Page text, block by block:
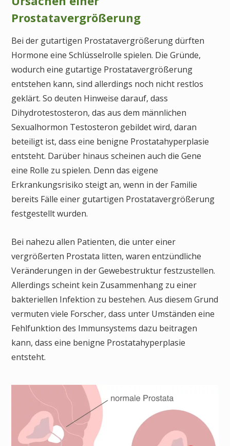
Prostatavergrößerung
Bei der gutartigen Prostatavergrößerung dürften
Hormone eine Schlüsselrolle spielen. Die Gründe,
wodurch eine gutartige Prostatavergrößerung
entstehen kann, sind allerdings noch nicht restlos
geklärt. So deuten Hinweise darauf, dass
Dihydrotestosteron, das aus dem männlichen
Sexualhormon Testosteron gebildet wird, daran
beteiligt ist, dass eine benigne Prostatahyperplasie
entsteht. Darüber hinaus scheinen auch die Gene
eine Rolle zu spielen. Denn das eigene
Erkrankungsrisiko steigt an, wenn in der Familie
bereits Fälle einer gutartigen Prostatavergrößerung
festgestellt wurden.
Bei nahezu allen Patienten, die unter einer
vergrößerten Prostata litten, waren entzündliche
Veränderungen in der Gewebestruktur festzustellen.
Allerdings scheint kein Zusammenhang zu einer
bakteriellen Infektion zu bestehen. Aus diesem Grund
vermuten viele Forscher, dass unter Umständen eine
Fehlfunktion des Immunsystems dazu beitragen
kann, dass eine benigne Prostatahyperplasie
entsteht.